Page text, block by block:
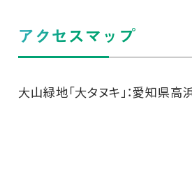
アクセスマップ
大山緑地「大タヌキ」：愛知県